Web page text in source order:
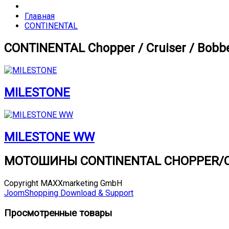
Главная
CONTINENTAL
CONTINENTAL Chopper / Cruiser /
MILESTONE
MILESTONE WW
МОТОШИНЫ CONTINENTAL CHOPPER/
Copyright MAXXmarketing GmbH
JoomShopping Download & Support
Просмотренные товары